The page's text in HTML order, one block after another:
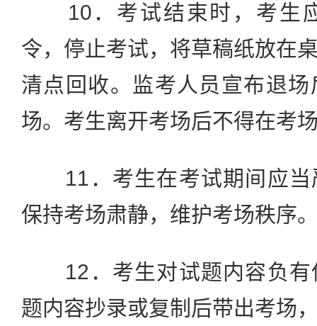
10．考试结束时，考生
令，停止考试，将草稿纸放在
清点回收。监考人员宣布退
场。考生离开考场后不得在考
11．考生在考试期间应当
保持考场肃静，维护考场秩序
12．考生对试题内容负有
题内容抄录或复制后带出考场